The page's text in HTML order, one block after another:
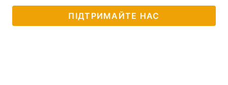
Тема оформлення
ПІДТРИМАЙТЕ НАС